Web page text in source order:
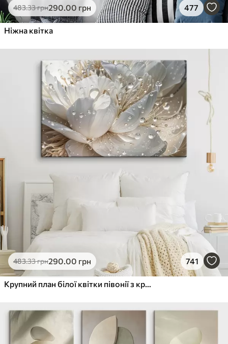
483.33грн290.00 грн 477
Ніжна квітка
483.33грн290.00 грн 741
Крупний план білої квітки півонії з крапельками води на пелюстках на розмитому фоні